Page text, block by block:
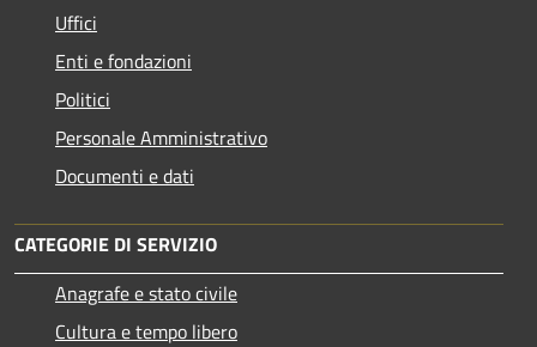
Uffici
Enti e fondazioni
Politici
Personale Amministrativo
Documenti e dati
CATEGORIE DI SERVIZIO
Anagrafe e stato civile
Cultura e tempo libero